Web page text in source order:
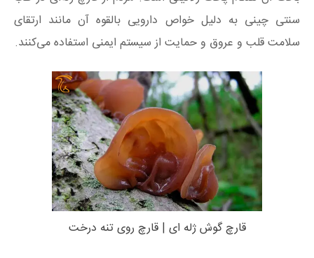
سنتی چینی به دلیل خواص دارویی بالقوه آن مانند ارتقای
سلامت قلب و عروق و حمایت از سیستم ایمنی استفاده می‌کنند.
قارچ گوش ژله ای | قارچ روی تنه درخت